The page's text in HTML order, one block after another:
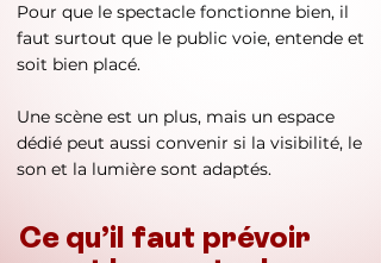
Pour que le spectacle fonctionne bien, il
faut surtout que le public voie, entende et
soit bien placé.
Une scène est un plus, mais un espace
dédié peut aussi convenir si la visibilité, le
son et la lumière sont adaptés.
Ce qu’il faut prévoir